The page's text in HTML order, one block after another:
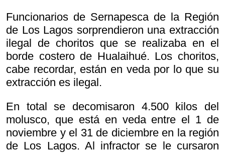
Funcionarios de Sernapesca de la Región
de Los Lagos sorprendieron una extracción
ilegal de choritos que se realizaba en el
borde costero de Hualaihué. Los choritos,
cabe recordar, están en veda por lo que su
extracción es ilegal.
En total se decomisaron 4.500 kilos del
molusco, que está en veda entre el 1 de
noviembre y el 31 de diciembre en la región
de Los Lagos. Al infractor se le cursaron